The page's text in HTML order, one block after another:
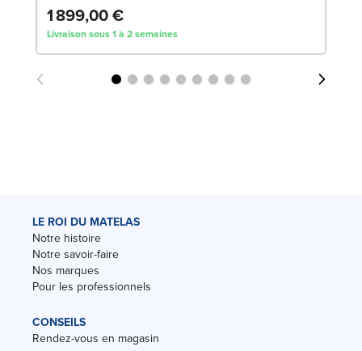
1 899,00 €
Livraison sous 1 à 2 semaines
LE ROI DU MATELAS
Notre histoire
Notre savoir-faire
Nos marques
Pour les professionnels
CONSEILS
Rendez-vous en magasin